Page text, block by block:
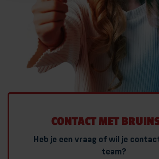
CONTACT MET
Heb je een vraag of wil je
team?